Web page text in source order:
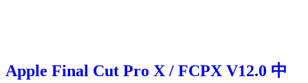
Apple Final Cut Pro X / FCPX V12.0 中